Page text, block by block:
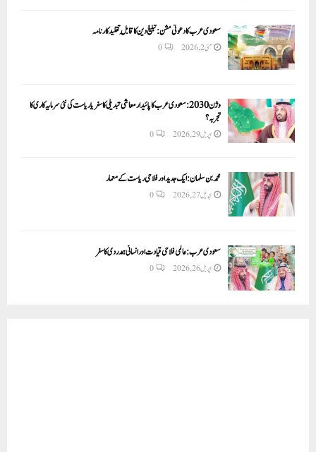
سعودی عرب کا دعوتی مشن: تبلیغ دین کا قابلِ تقلید کارنامہ
مئی 2, 2026 0
وژن 2030:سعودی عرب کا پائیدار معاشی تبدیلی کا سفر یا ریاست کی نئی سرمایہ کاری کا
تجربہ؟
اپریل 29, 2026 0
محمد بن سلمان: ایک جدید اور فلاحی ریاست کے معمار
اپریل 27, 2026 0
سعودی عرب: عالمی فلاحی قیادت اور انسانی ہمدردی کا سفر
اپریل 26, 2026 0